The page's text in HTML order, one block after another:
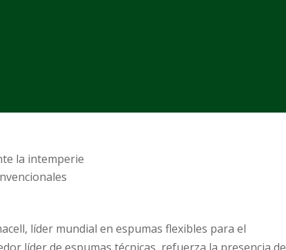
la intemperie
líder mundial en espumas flexibles para el